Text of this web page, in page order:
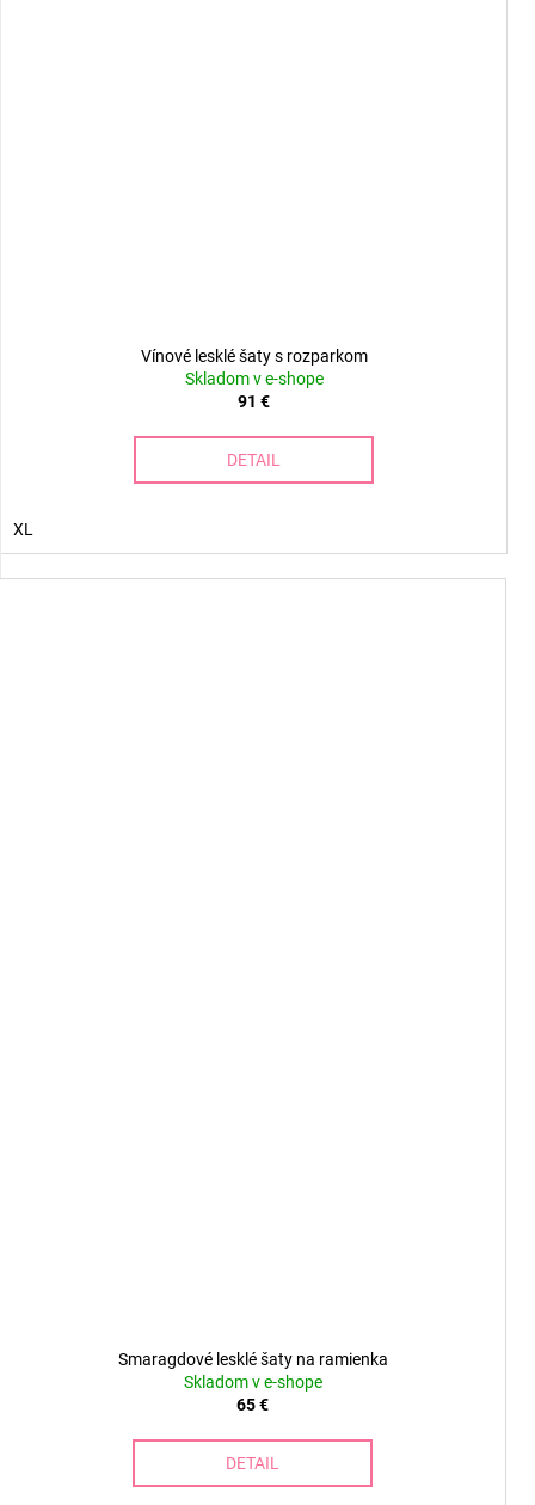
Vínové lesklé šaty s rozparkom
Skladom v e-shope
91 €
DETAIL
XL
Smaragdové lesklé šaty na ramienka
Skladom v e-shope
65 €
DETAIL